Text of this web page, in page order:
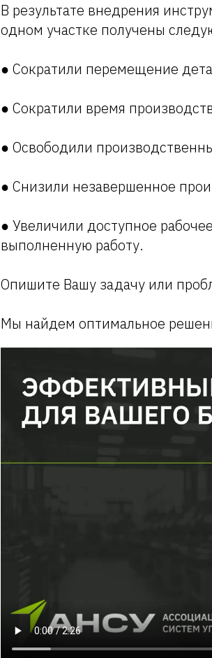
В результате внедрения
одном участке получены
● Сократили перемещение
● Сократили время
● Освободили
● Снизили незавершенное
● Увеличили доступное
выполненную работу.
Опишите Вашу задачу или
Мы найдем оптимальное